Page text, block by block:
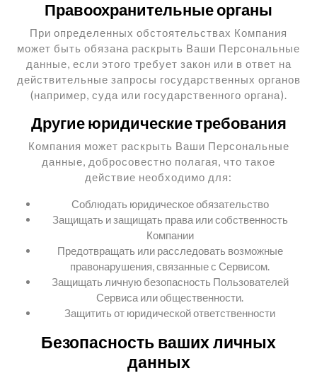
Правоохранительные органы
При определенных обстоятельствах Компания
может быть обязана раскрыть Ваши Персональные
данные, если этого требует закон или в ответ на
действительные запросы государственных органов
(например, суда или государственного органа).
Другие юридические требования
Компания может раскрыть Ваши Персональные
данные, добросовестно полагая, что такое
действие необходимо для:
Соблюдать юридическое обязательство
Защищать и защищать права или собственность
Компании
Предотвращать или расследовать возможные
правонарушения, связанные с Сервисом.
Защищать личную безопасность Пользователей
Сервиса или общественности.
Защитить от юридической ответственности
Безопасность ваших личных
данных